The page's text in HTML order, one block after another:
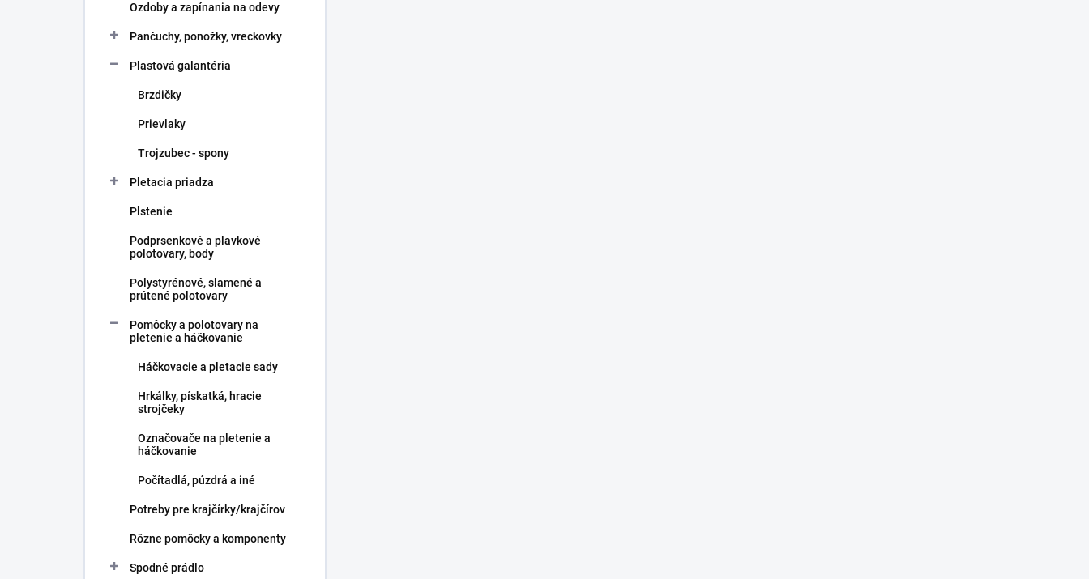
Ozdoby a zapínania na odevy
Pančuchy, ponožky, vreckovky
Plastová galantéria
Brzdičky
Prievlaky
Trojzubec - spony
Pletacia priadza
Plstenie
Podprsenkové a plavkové
polotovary, body
Polystyrénové, slamené a
prútené polotovary
Pomôcky a polotovary na
pletenie a háčkovanie
Háčkovacie a pletacie sady
Hrkálky, pískatká, hracie
strojčeky
Označovače na pletenie a
háčkovanie
Počítadlá, púzdrá a iné
Potreby pre krajčírky/krajčírov
Rôzne pomôcky a komponenty
Spodné prádlo